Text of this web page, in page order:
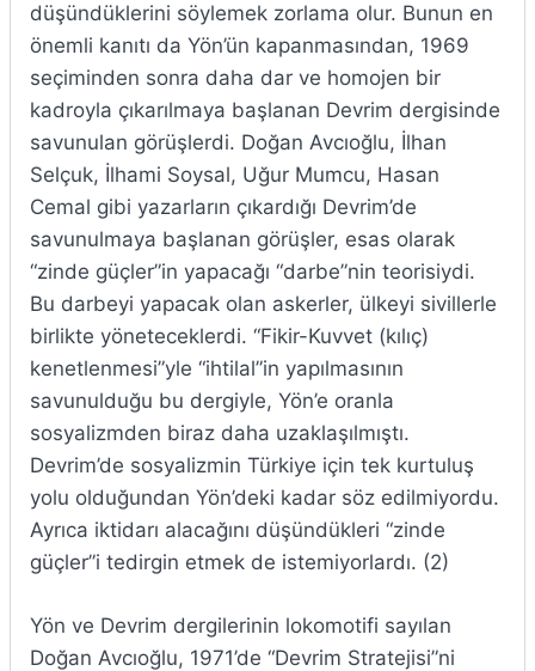
düşündüklerini söylemek zorlama olur. Bunun en
önemli kanıtı da Yön’ün kapanmasından, 1969
seçiminden sonra daha dar ve homojen bir
kadroyla çıkarılmaya başlanan Devrim dergisinde
savunulan görüşlerdi. Doğan Avcıoğlu, İlhan
Selçuk, İlhami Soysal, Uğur Mumcu, Hasan
Cemal gibi yazarların çıkardığı Devrim’de
savunulmaya başlanan görüşler, esas olarak
“zinde güçler”in yapacağı “darbe”nin teorisiydi.
Bu darbeyi yapacak olan askerler, ülkeyi sivillerle
birlikte yöneteceklerdi. “Fikir-Kuvvet (kılıç)
kenetlenmesi”yle “ihtilal”in yapılmasının
savunulduğu bu dergiyle, Yön’e oranla
sosyalizmden biraz daha uzaklaşılmıştı.
Devrim’de sosyalizmin Türkiye için tek kurtuluş
yolu olduğundan Yön’deki kadar söz edilmiyordu.
Ayrıca iktidarı alacağını düşündükleri “zinde
güçler”i tedirgin etmek de istemiyorlardı. (2)
Yön ve Devrim dergilerinin lokomotifi sayılan
Doğan Avcıoğlu, 1971’de “Devrim Stratejisi”ni